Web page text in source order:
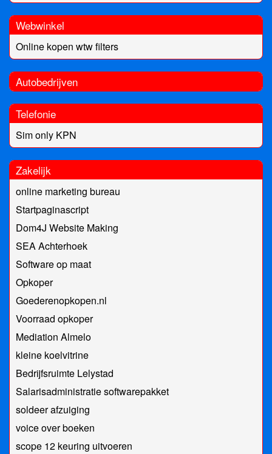
Webwinkel
Online kopen wtw filters
Autobedrijven
Telefonie
Sim only KPN
Zakelijk
online marketing bureau
Startpaginascript
Dom4J Website Making
SEA Achterhoek
Software op maat
Opkoper
Goederenopkopen.nl
Voorraad opkoper
Mediation Almelo
kleine koelvitrine
Bedrijfsruimte Lelystad
Salarisadministratie softwarepakket
soldeer afzuiging
voice over boeken
scope 12 keuring uitvoeren